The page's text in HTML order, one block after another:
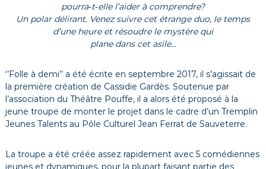
pourra‐t‐elle l’aider à comprendre?
Un polar délirant. Venez suivre cet étrange duo, le temps
d’une heure et résoudre le mystère qui
plane dans cet asile…
‘’Folle à demi’’ a été écrite en septembre 2017, il s’agissait de
la première création de Cassidie Gardès. Soutenue par
l’association du Théâtre Pouffe, il a alors été proposé à la
jeune troupe de monter le projet dans le cadre d’un Tremplin
Jeunes Talents au Pôle Culturel Jean Ferrat de Sauveterre.
La troupe a été créée assez rapidement avec 5 comédiennes
jeunes et dynamiques, pour la plupart faisant partie des